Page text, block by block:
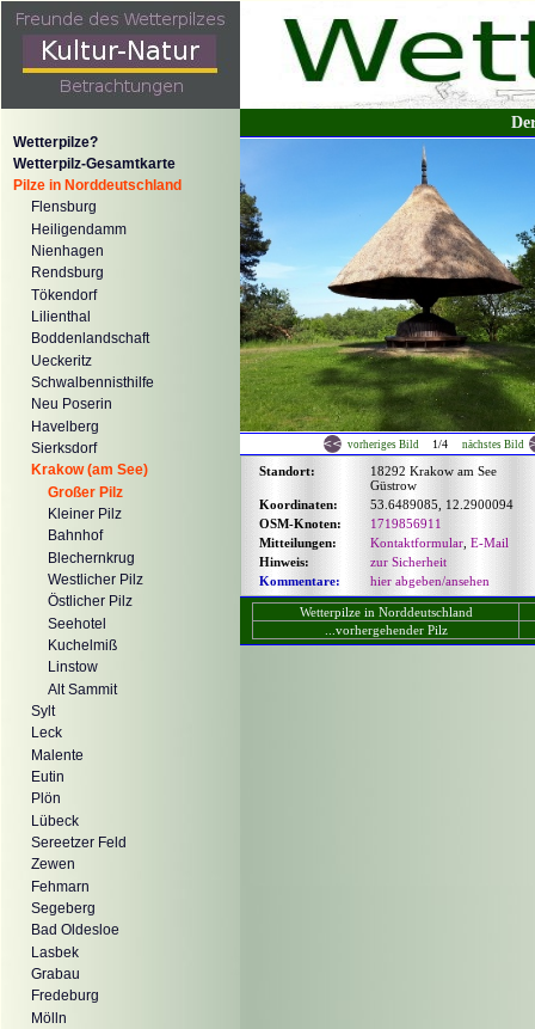
Wetterpilze?
Wetterpilz-Gesamtkarte
Pilze in Norddeutschland
Flensburg
Heiligendamm
Nienhagen
Rendsburg
Tökendorf
Lilienthal
Boddenlandschaft
Ueckeritz
Schwalbennisthilfe
Neu Poserin
Havelberg
Sierksdorf
Krakow (am See)
Großer Pilz
Kleiner Pilz
Bahnhof
Blechernkrug
Westlicher Pilz
Östlicher Pilz
Seehotel
Kuchelmiß
Linstow
Alt Sammit
Sylt
Leck
Malente
Eutin
Plön
Lübeck
Sereetzer Feld
Zewen
Fehmarn
Segeberg
Bad Oldesloe
Lasbek
Grabau
Fredeburg
Mölln
vorheriges Bild 1/4 nächstes Bild
Standort:
18292 Krakow am See
Güstrow
Koordinaten:
53.6489085, 12.2900094
OSM-Knoten:
1719856911
Mitteilungen:
Kontaktformular E-Mail
Hinweis:
zur Sicherheit
Kommentare:
hier abgeben/ansehen
Wetterpilze in Norddeutschland
...vorhergehender Pilz